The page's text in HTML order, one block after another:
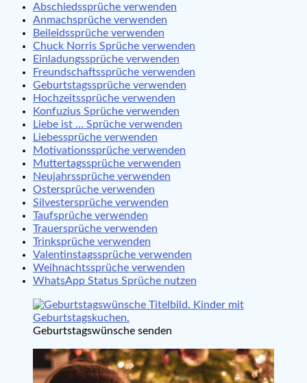
Abschiedssprüche verwenden
Anmachsprüche verwenden
Beileidssprüche verwenden
Chuck Norris Sprüche verwenden
Einladungssprüche verwenden
Freundschaftssprüche verwenden
Geburtstagssprüche verwenden
Hochzeitssprüche verwenden
Konfuzius Sprüche verwenden
Liebe ist … Sprüche verwenden
Liebessprüche verwenden
Motivationssprüche verwenden
Muttertagssprüche verwenden
Neujahrssprüche verwenden
Ostersprüche verwenden
Silvestersprüche verwenden
Taufsprüche verwenden
Trauersprüche verwenden
Trinksprüche verwenden
Valentinstagssprüche verwenden
Weihnachtssprüche verwenden
WhatsApp Status Sprüche nutzen
Geburtstagswünsche senden